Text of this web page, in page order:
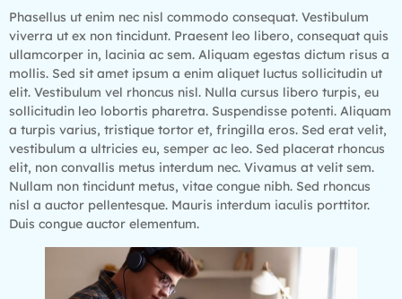
Phasellus ut enim nec nisl commodo consequat. Vestibulum
viverra ut ex non tincidunt. Praesent leo libero, consequat quis
ullamcorper in, lacinia ac sem. Aliquam egestas dictum risus a
mollis. Sed sit amet ipsum a enim aliquet luctus sollicitudin ut
elit. Vestibulum vel rhoncus nisl. Nulla cursus libero turpis, eu
sollicitudin leo lobortis pharetra. Suspendisse potenti. Aliquam
a turpis varius, tristique tortor et, fringilla eros. Sed erat velit,
vestibulum a ultricies eu, semper ac leo. Sed placerat rhoncus
elit, non convallis metus interdum nec. Vivamus at velit sem.
Nullam non tincidunt metus, vitae congue nibh. Sed rhoncus
nisl a auctor pellentesque. Mauris interdum iaculis porttitor.
Duis congue auctor elementum.